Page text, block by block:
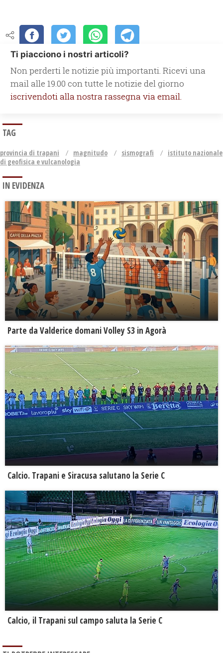
Ti piacciono i nostri articoli?
Non perderti le notizie più importanti. Ricevi una
mail alle 19.00 con tutte le notizie del giorno
iscrivendoti alla nostra rassegna via email.
TAG
provincia di trapani magnitudo sismografi
istituto nazionale
di geofisica e vulcanologia
IN EVIDENZA
Parte da Valderice domani Volley S3 in Agorà
Calcio. Trapani e Siracusa salutano la Serie C
Calcio, il Trapani sul campo saluta la Serie C